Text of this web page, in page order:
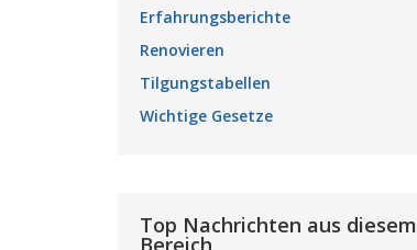
Erfahrungsberichte
Renovieren
Tilgungstabellen
Wichtige Gesetze
Top Nachrichten aus diesem
Bereich